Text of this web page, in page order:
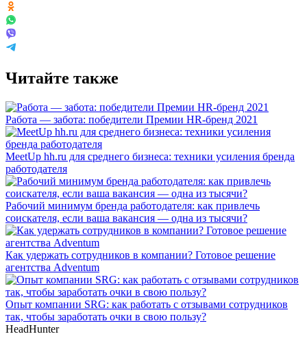
Читайте также
Работа — забота: победители Премии HR-бренд 2021
MeetUp hh.ru для среднего бизнеса: техники усиления бренда
работодателя
Рабочий минимум бренда работодателя: как привлечь
соискателя, если ваша вакансия — одна из тысячи?
Как удержать сотрудников в компании? Готовое решение
агентства Adventum
Опыт компании SRG: как работать с отзывами сотрудников
так, чтобы заработать очки в свою пользу?
HeadHunter